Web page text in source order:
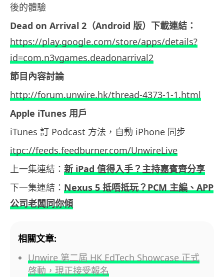
後的體驗
Dead on Arrival 2（Android 版）下載連結：
https://play.google.com/store/apps/details?
id=com.n3vgames.deadonarrival2
節目內容討論
http://forum.unwire.hk/thread-4373-1-1.html
Apple iTunes 用戶
iTunes 訂 Podcast 方法，自動 iPhone 同步
itpc://feeds.feedburner.com/UnwireLive
上一集連結： 新 iPad 值得入手？主持嘉賓齊分享
下一集連結： Nexus 5 抵唔抵玩？PCM 主編、APP
公司老闆同你傾
相關文章:
Unwire 第二屆 HK EdTech Showcase 正式
啓動，現正接受報名